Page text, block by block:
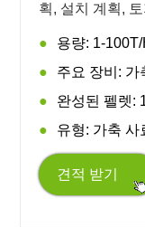
획, 설치 계획,
용량: 1-100T/
주요 장비: 가
완성된 펠렛:
유형: 가축 사
견적 받기